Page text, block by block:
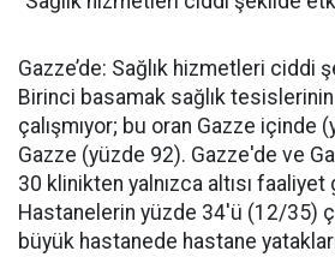
Gazze’de: Sağlık hizmetleri ciddi
Birinci basamak sağlık
çalışmıyor; bu oran Gazze içinde
Gazze (yüzde 92). Gazze'de ve
30 klinikten yalnızca altısı
Hastanelerin yüzde 34'ü (12/35)
büyük hastanede hastane